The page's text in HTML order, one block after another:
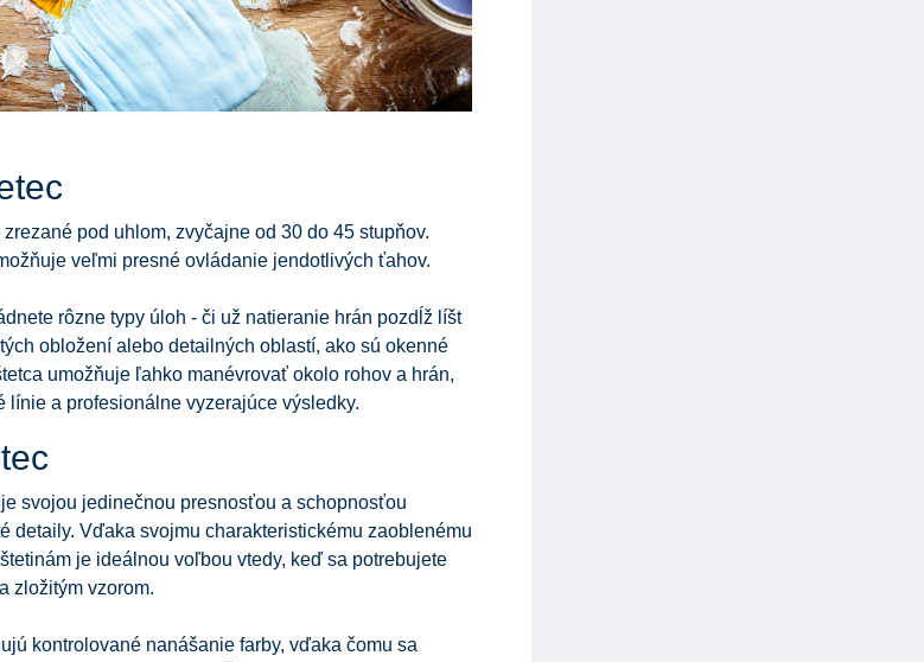
pod uhlom, zvyčajne od 30 do 45 stupňov.
veľmi presné ovládanie jendotlivých ťahov.
rôzne typy úloh - či už natieranie hrán pozdĺž líšt
obložení alebo detailných oblastí, ako sú okenné
umožňuje ľahko manévrovať okolo rohov a hrán,
línie a profesionálne vyzerajúce výsledky.
svojou jedinečnou presnosťou a schopnosťou
detaily. Vďaka svojmu charakteristickému zaoblenému
je ideálnou voľbou vtedy, keď sa potrebujete
zložitým vzorom.
kontrolované nanášanie farby, vďaka čomu sa